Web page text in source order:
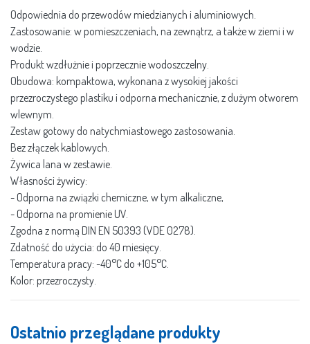
Odpowiednia do przewodów miedzianych i aluminiowych.
Zastosowanie: w pomieszczeniach, na zewnątrz, a także w ziemi i w
wodzie.
Produkt wzdłużnie i poprzecznie wodoszczelny.
Obudowa: kompaktowa, wykonana z wysokiej jakości
przezroczystego plastiku i odporna mechanicznie, z dużym otworem
wlewnym.
Zestaw gotowy do natychmiastowego zastosowania.
Bez złączek kablowych.
Żywica lana w zestawie.
Własności żywicy:
- Odporna na związki chemiczne, w tym alkaliczne,
- Odporna na promienie UV.
Zgodna z normą DIN EN 50393 (VDE 0278).
Zdatność do użycia: do 40 miesięcy.
Temperatura pracy: -40°C do +105°C.
Kolor: przezroczysty.
Ostatnio przeglądane produkty